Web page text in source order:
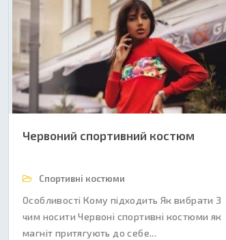
Червоний спортивний костюм
Спортивні костюми
Особливості Кому підходить Як вибрати З
чим носити Червоні спортивні костюми як
магніт притягують до себе...